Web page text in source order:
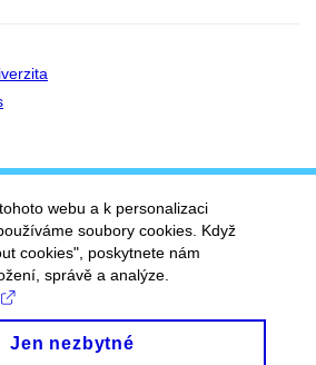
webu a k personalizaci
soubory cookies. Když
cookies", poskytnete nám
správě a analýze.
Jen nezbytné